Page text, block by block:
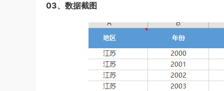
03、数据截图